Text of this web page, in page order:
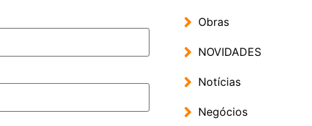
Obras
NOVIDADES
Notícias
Negócios